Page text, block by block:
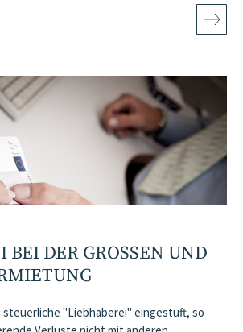
DER GROSSEN UND K
steuerliche "Liebhaberei" eingestuft, so